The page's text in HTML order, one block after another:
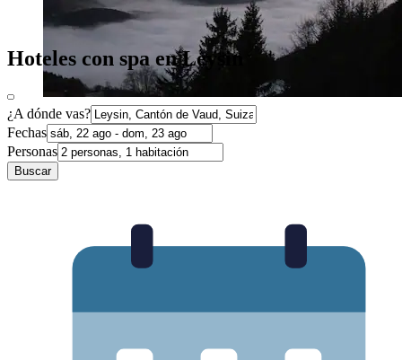
Hoteles con spa en Leysin
¿A dónde vas?
Fechas
Personas
Buscar